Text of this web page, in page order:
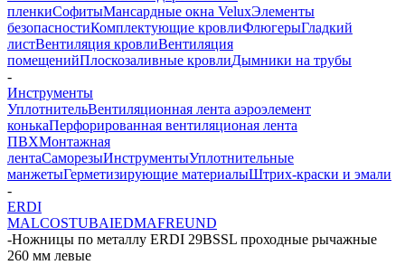
пленкиСофитыМансардные окна VeluxЭлементы
безопасностиКомплектующие кровлиФлюгерыГладкий
листВентиляция кровлиВентиляция
помещенийПлоскозаливные кровлиДымники на трубы
-
Инструменты
УплотнительВентиляционная лента аэроэлемент
конькаПерфорированная вентиляционая лента
ПВХМонтажная
лентаСаморезыИнструментыУплотнительные
манжетыГерметизирующие материалыШтрих-краски и эмали
-
ERDI
MALCOSTUBAIEDMAFREUND
-Ножницы по металлу ERDI 29BSSL проходные рычажные
260 мм левые